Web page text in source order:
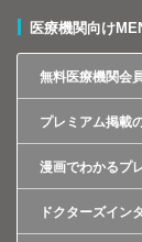
医療機関向け
無料医療機関会
プレミアム掲載
漫画でわかるプ
ドクターズイン